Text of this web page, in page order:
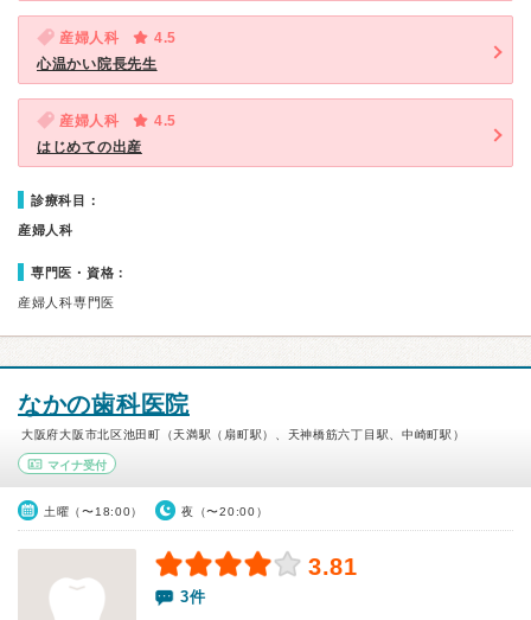
産婦人科
4.5
心温かい院長先生
産婦人科
4.5
はじめての出産
診療科目：
産婦人科
専門医・資格：
産婦人科専門医
なかの歯科医院
大阪府大阪市北区池田町（天満駅（扇町駅）、天神橋筋六丁目駅、中崎町駅）
マイナ受付
土曜（〜18:00） 夜（〜20:00）
3.81
3件